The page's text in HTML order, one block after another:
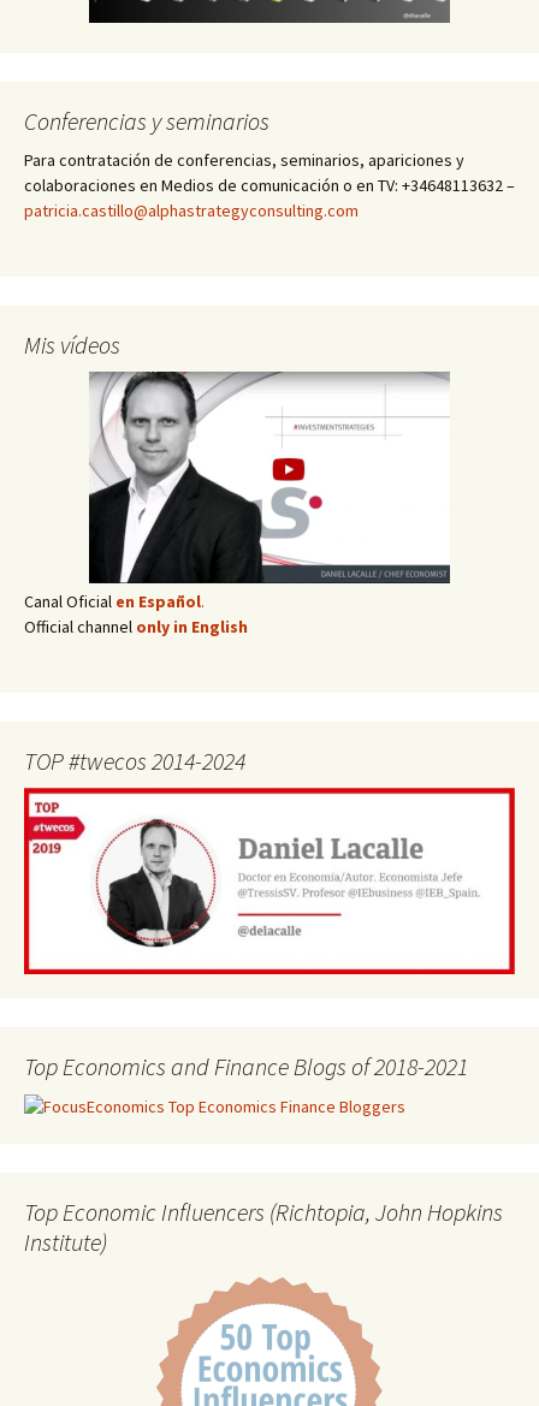
Conferencias y seminarios
Para contratación de conferencias, seminarios, apariciones y
colaboraciones en Medios de comunicación o en TV: +34648113632 –
patricia.castillo@alphastrategyconsulting.com
Mis vídeos
Canal Oficial en Español.
Official channel only in English
TOP #twecos 2014-2024
Top Economics and Finance Blogs of 2018-2021
Top Economic Influencers (Richtopia, John Hopkins
Institute)